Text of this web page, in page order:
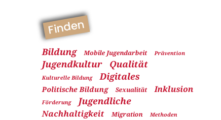
Finden
Bildung Mobile Jugendarbeit Prävention
Jugendkultur Qualität
Kulturelle Bildung Digitales
Politische Bildung Sexualität Inklusion
Förderung Jugendliche
Nachhaltigkeit Migration Methoden